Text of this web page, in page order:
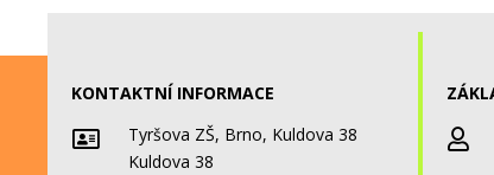
KONTAKTNÍ INFORMACE

Tyršova ZŠ, Brno, Kuldova 38
Kuldova 38
